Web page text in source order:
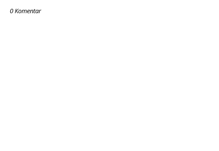
0 Komentar